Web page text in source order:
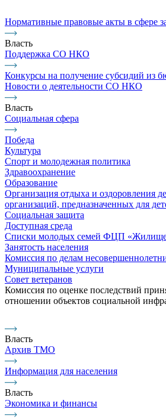
Нормативные правовые акты в сфере
Власть
Поддержка СО НКО
Конкурсы на получение субсидий из
Новости о деятельности СО НКО
Власть
Социальная сфера
Победа
Культура
Спорт и молодежная политика
Здравоохранение
Образование
Организация отдыха и оздоровления
организаций, предназначенных для
Социальная защита
Доступная среда
Списки молодых семей ФЦП
Занятость населения
Комиссия по делам
Муниципальные услуги
Совет ветеранов
Комиссия по оценке последствий
отношении объектов социальной
Власть
Архив ТМО
Информация для населения
Власть
Экономика и финансы